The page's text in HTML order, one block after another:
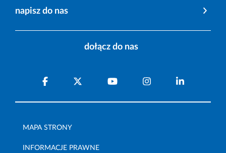
napisz do nas
dołącz do nas
MAPA STRONY
INFORMACJE PRAWNE